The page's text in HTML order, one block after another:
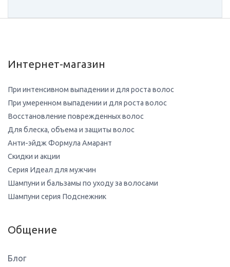
Интернет-магазин
При интенсивном выпадении и для роста волос
При умеренном выпадении и для роста волос
Восстановление поврежденных волос
Для блеска, объема и защиты волос
Анти-эйдж Формула Амарант
Скидки и акции
Серия Идеал для мужчин
Шампуни и бальзамы по уходу за волосами
Шампуни серия Подснежник
Общение
Блог